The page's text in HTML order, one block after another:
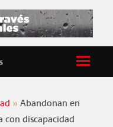
Abandonan en
con discapacidad